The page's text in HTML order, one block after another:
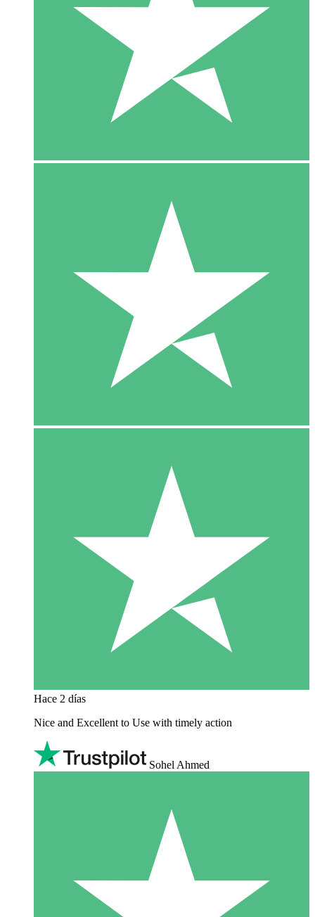
Hace 2 días
Nice and Excellent to Use with timely action
Sohel Ahmed